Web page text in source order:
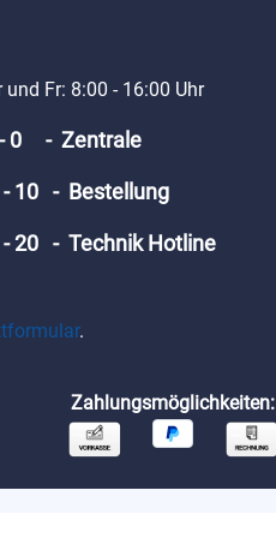
und Fr: 8:00 - 16:00 Uhr
0 - Zentrale
10 - Bestellung
20 - Technik Hotline
.
Zahlungsmöglichkeiten: